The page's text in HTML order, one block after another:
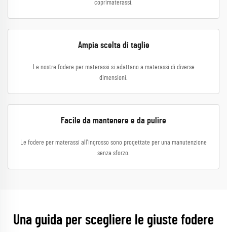
coprimaterassi.
Ampia scelta di taglie
Le nostre fodere per materassi si adattano a materassi di diverse
dimensioni.
Facile da mantenere e da pulire
Le fodere per materassi all'ingrosso sono progettate per una manutenzione
senza sforzo.
Una guida per scegliere le giuste fodere